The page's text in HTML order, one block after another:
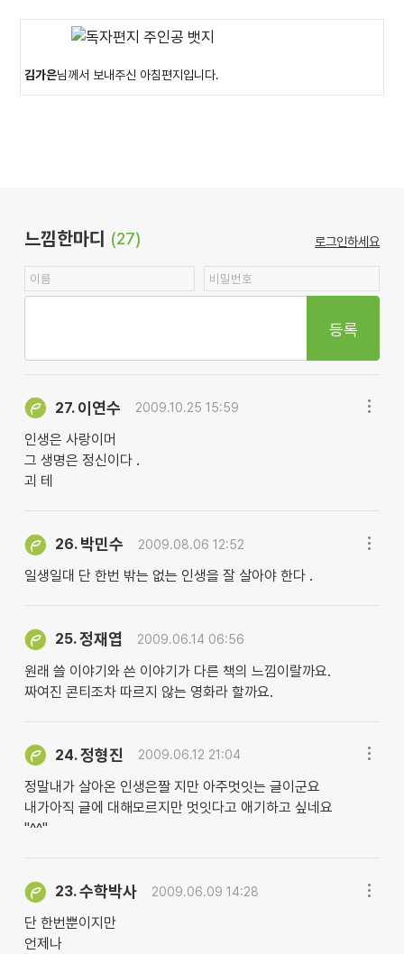
김가은님께서 보내주신 아침편지입니다.
느낌한마디 (27) 로그인하세요
등록
27. 이연수 2009.10.25 15:59
인생은 사랑이머
그 생명은 정신이다 .
괴 테
26. 박민수 2009.08.06 12:52
일생일대 단 한번 밖는 없는 인생을 잘 살아야 한다 .
25.정재엽 2009.06.14 06:56
원래 쓸 이야기와 쓴 이야기가 다른 책의 느낌이랄까요.
짜여진 콘티조차 따르지 않는 영화라 할까요.
24.정형진 2009.06.12 21:04
정말내가 살아온 인생은짤 지만 아주멋잇는 글이군요
내가아직 글에 대해모르지만 멋잇다고 애기하고 싶네요
"^^"
23.수학박사 2009.06.09 14:28
단 한번뿐이지만
언제나